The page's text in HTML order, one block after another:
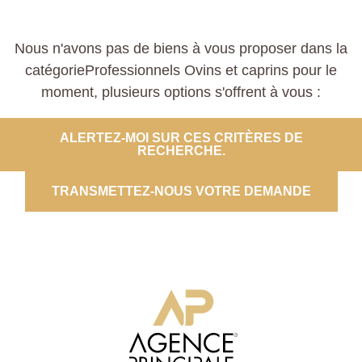
Nous n'avons pas de biens à vous proposer dans la
catégorieProfessionnels Ovins et caprins pour le
moment, plusieurs options s'offrent à vous :
ALERTEZ-MOI SUR CES CRITÈRES DE
RECHERCHE.
TRANSMETTEZ-NOUS VOTRE DEMANDE